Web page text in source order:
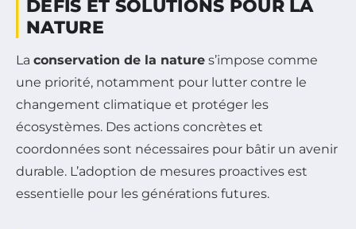
DÉFIS ET SOLUTIONS POUR LA
NATURE
La conservation de la nature s’impose comme
une priorité, notamment pour lutter contre le
changement climatique et protéger les
écosystèmes. Des actions concrètes et
coordonnées sont nécessaires pour bâtir un avenir
durable. L’adoption de mesures proactives est
essentielle pour les générations futures.